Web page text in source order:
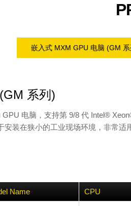
嵌入式 MXM GPU 电脑 (GM 系
系列)
电脑，支持第 9/8 代 Intel®
装在狭小的工业现场环境，非常
Name CPU